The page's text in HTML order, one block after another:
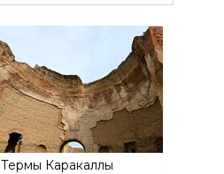
Термы Каракаллы